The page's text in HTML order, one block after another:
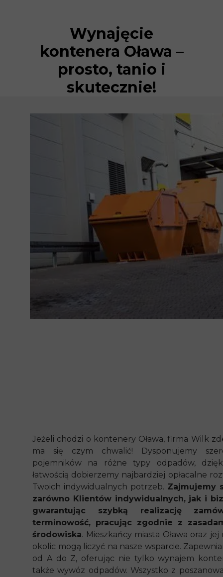
Wynajęcie
kontenera Oława –
prosto, tanio i
skutecznie!
Jeżeli chodzi o kontenery Oława, firma Wilk
ma się czym chwalić! Dysponujemy
pojemników na różne typy odpadów,
łatwością dobierzemy najbardziej opłacalne
Twoich indywidualnych potrzeb. Zajmujemy
zarówno Klientów indywidualnych, jak i
gwarantując szybką realizację
terminowość, pracując zgodnie z
środowiska. Mieszkańcy miasta Oława oraz jej
okolic mogą liczyć na nasze wsparcie.
od A do Z, oferując nie tylko wynajem
także wywóz odpadów. Wszystko z